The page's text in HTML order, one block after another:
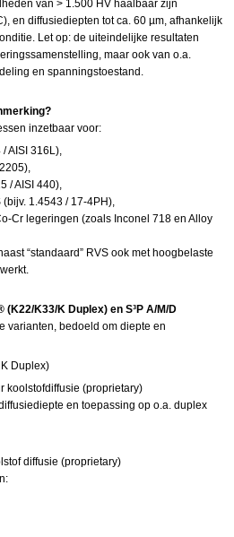
van > 1.500 HV haalbaar zijn
en diffusiediepten tot ca. 60 µm, afhankelijk
Let op: de uiteindelijke resultaten
maar ook van o.a.
en spanningstoestand.
inzetbaar voor:
AISI 316L),
/ AISI 440),
(bijv. 1.4543 / 17-4PH),
Cr legeringen (zoals Inconel 718 en Alloy
“standaard” RVS ook methoogbelaste
K33/K Duplex) en S³P A/M/D
varianten, bedoeld om diepte en
Duplex)
koolstofdiffusie (proprietary)
en toepassing op o.a. duplex
diffusie (proprietary)